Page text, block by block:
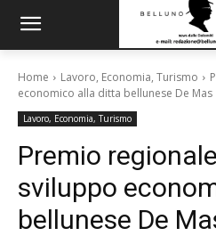
Home Lavoro, Economia, Turismo
economico alla ditta bellunese De Mas
Lavoro, Economia, Turismo
Premio
sviluppo
bellunese De